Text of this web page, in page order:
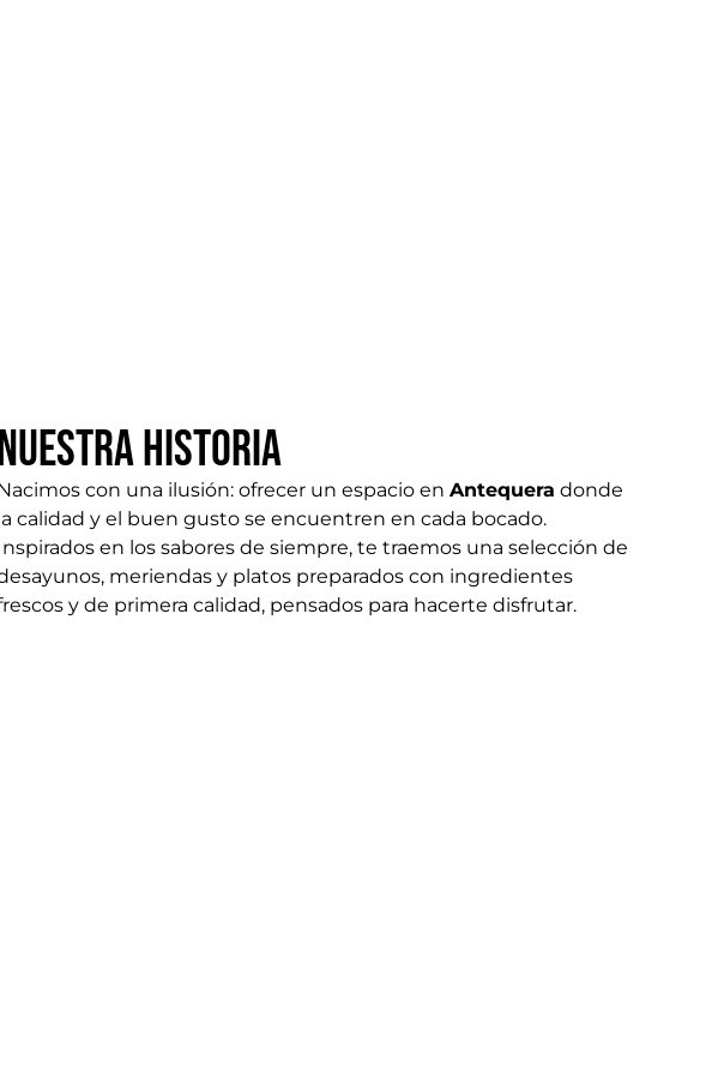
Historia
con una ilusión: ofrecer un espacio en Antequera donde
la calidad y el buen gusto se encuentren en cada bocado.
en los sabores de siempre, te traemos una selección de
meriendas y platos preparados con ingredientes
y de primera calidad, pensados para hacerte disfrutar.